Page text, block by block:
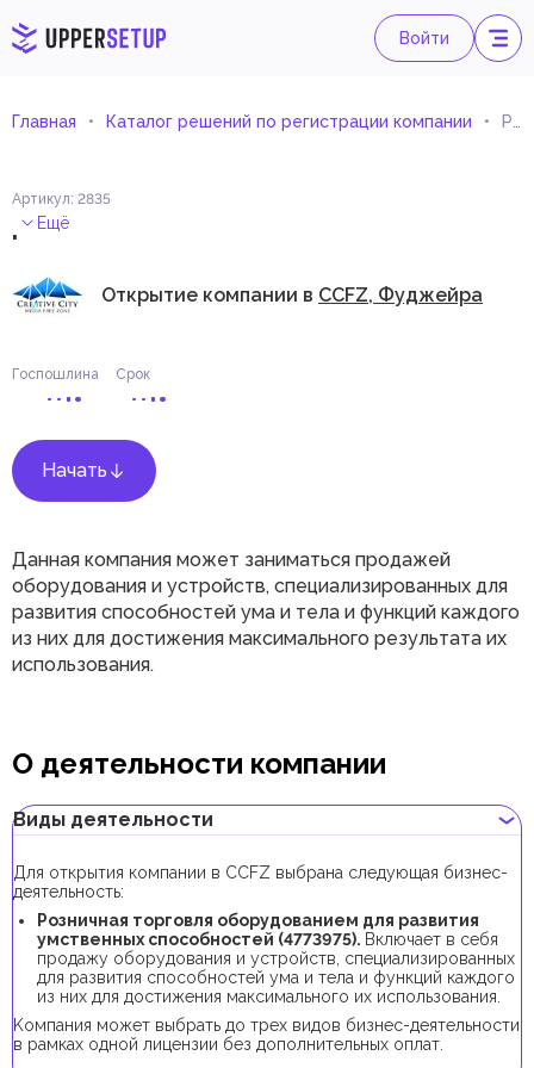
Войти
Главная Каталог решений по регистрации компании Розничная торговля оборудованием для развития умственных способностей
Артикул: 2835
. Ещё
Открытие компании в CCFZ, Фуджейра
Госпошлина Срок
Начать
Данная компания может заниматься продажей
оборудования и устройств, специализированных для
развития способностей ума и тела и функций каждого
из них для достижения максимального результата их
использования.
О деятельности компании
Виды деятельности
Для открытия компании в CCFZ выбрана следующая бизнес-
деятельность:
Розничная торговля оборудованием для развития
умственных способностей (4773975). Включает в себя
продажу оборудования и устройств, специализированных
для развития способностей ума и тела и функций каждого
из них для достижения максимального их использования.
Kомпания может выбрать до трех видов бизнес-деятельности
в рамках одной лицензии без дополнительных оплат.